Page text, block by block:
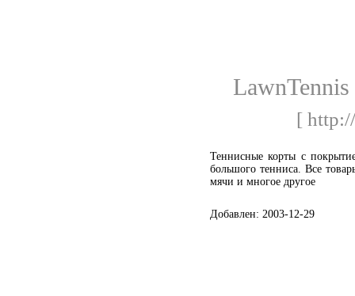
[
Теннисные корты с
большого тенниса. Все
мячи и многое другое
Добавлен: 2003-12-29